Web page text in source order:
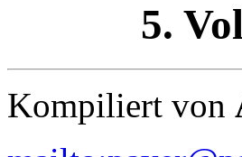
5.
Kompiliert von